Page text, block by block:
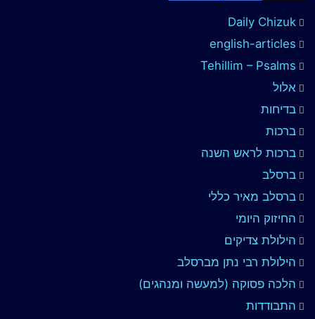
Daily Chizuk
english-articles
Tehillim – Psalms
אלול
בדיחות
ברכות
ברכות לראש השנה
ברסלב
ברסלב מאיר כללי
החיזוק היומי
הילולת צדיקים
הילולת רבי נתן מברסלב
הלכה פסוקה (למעשה ומנהגים)
התבודדות